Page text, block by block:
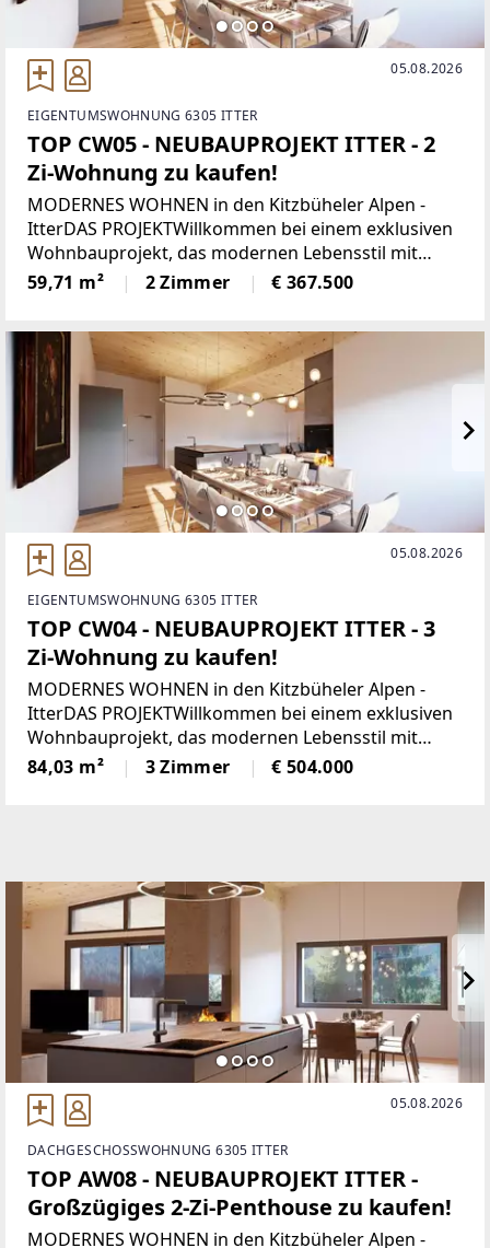
05.08.2026
EIGENTUMSWOHNUNG 6305 ITTER
TOP CW05 - NEUBAUPROJEKT ITTER - 2
Zi-Wohnung zu kaufen!
MODERNES WOHNEN in den Kitzbüheler Alpen -
ItterDAS PROJEKTWillkommen bei einem exklusiven
Wohnbauprojekt, das modernen Lebensstil mit
alpiner Wohnqualität verbindet. In sonniger Lage
entstehen 5 architektonisch harmonisch
59,71 m² 2 Zimmer € 367.500
05.08.2026
EIGENTUMSWOHNUNG 6305 ITTER
TOP CW04 - NEUBAUPROJEKT ITTER - 3
Zi-Wohnung zu kaufen!
MODERNES WOHNEN in den Kitzbüheler Alpen -
ItterDAS PROJEKTWillkommen bei einem exklusiven
Wohnbauprojekt, das modernen Lebensstil mit
alpiner Wohnqualität verbindet. In sonniger Lage
entstehen 5 architektonisch harmonisch
84,03 m² 3 Zimmer € 504.000
05.08.2026
DACHGESCHOSSWOHNUNG 6305 ITTER
TOP AW08 - NEUBAUPROJEKT ITTER -
Großzügiges 2-Zi-Penthouse zu kaufen!
MODERNES WOHNEN in den Kitzbüheler Alpen -